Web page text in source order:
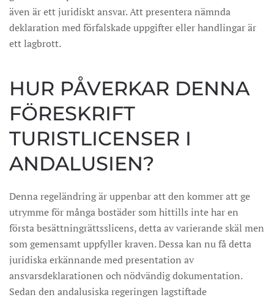
även är ett juridiskt ansvar. Att presentera nämnda
deklaration med förfalskade uppgifter eller handlingar är
ett lagbrott.
HUR PÅVERKAR DENNA
FÖRESKRIFT
TURISTLICENSER I
ANDALUSIEN?
Denna regeländring är uppenbar att den kommer att ge
utrymme för många bostäder som hittills inte har en
första besättningrättsslicens, detta av varierande skäl men
som gemensamt uppfyller kraven. Dessa kan nu få detta
juridiska erkännande med presentation av
ansvarsdeklarationen och nödvändig dokumentation.
Sedan den andalusiska regeringen lagstiftade